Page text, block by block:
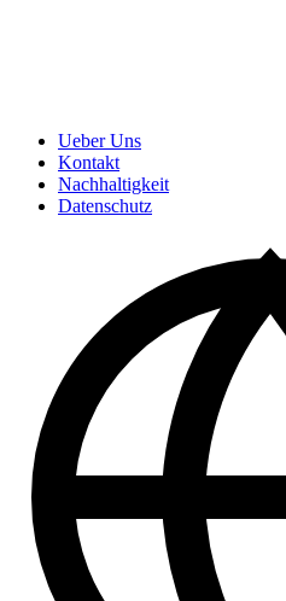
Ueber Uns
Kontakt
Nachhaltigkeit
Datenschutz